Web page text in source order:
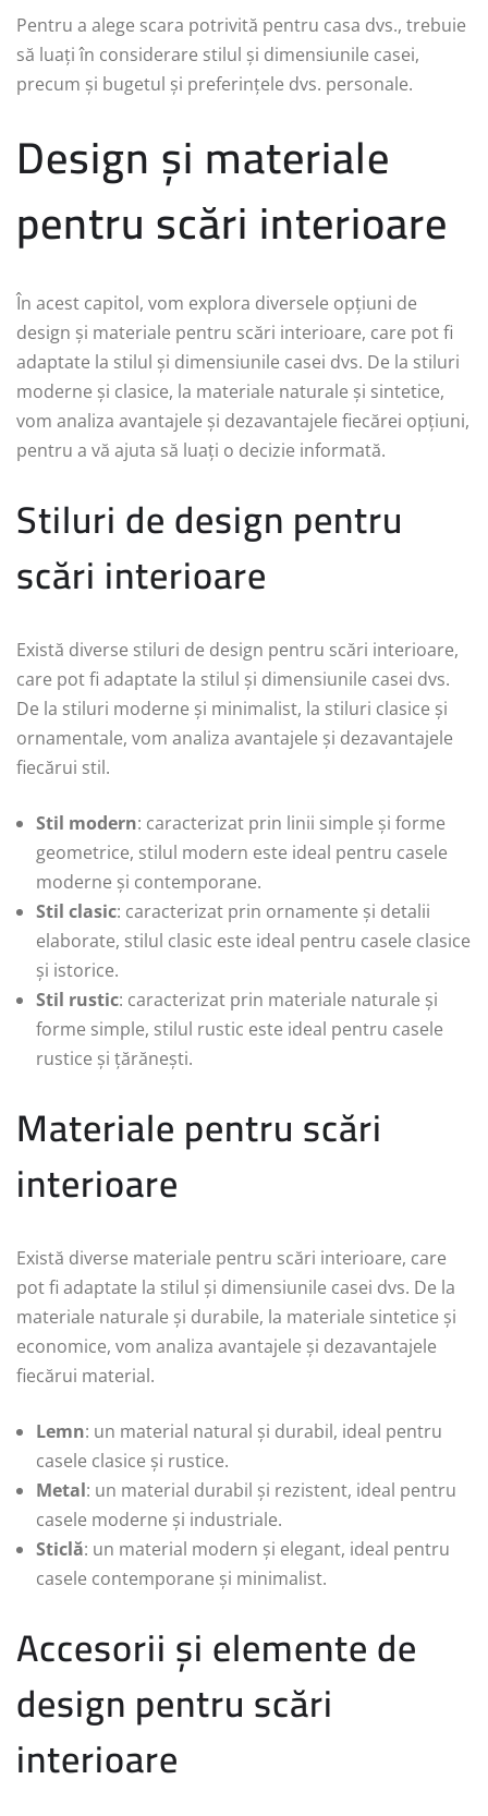
Pentru a alege scara potrivită pentru casa dvs., trebuie
să luați în considerare stilul și dimensiunile casei,
precum și bugetul și preferințele dvs. personale.
Design și materiale
pentru scări interioare
În acest capitol, vom explora diversele opțiuni de
design și materiale pentru scări interioare, care pot fi
adaptate la stilul și dimensiunile casei dvs. De la stiluri
moderne și clasice, la materiale naturale și sintetice,
vom analiza avantajele și dezavantajele fiecărei opțiuni,
pentru a vă ajuta să luați o decizie informată.
Stiluri de design pentru
scări interioare
Există diverse stiluri de design pentru scări interioare,
care pot fi adaptate la stilul și dimensiunile casei dvs.
De la stiluri moderne și minimalist, la stiluri clasice și
ornamentale, vom analiza avantajele și dezavantajele
fiecărui stil.
Stil modern: caracterizat prin linii simple și forme
geometrice, stilul modern este ideal pentru casele
moderne și contemporane.
Stil clasic: caracterizat prin ornamente și detalii
elaborate, stilul clasic este ideal pentru casele clasice
și istorice.
Stil rustic: caracterizat prin materiale naturale și
forme simple, stilul rustic este ideal pentru casele
rustice și țărănești.
Materiale pentru scări
interioare
Există diverse materiale pentru scări interioare, care
pot fi adaptate la stilul și dimensiunile casei dvs. De la
materiale naturale și durabile, la materiale sintetice și
economice, vom analiza avantajele și dezavantajele
fiecărui material.
Lemn: un material natural și durabil, ideal pentru
casele clasice și rustice.
Metal: un material durabil și rezistent, ideal pentru
casele moderne și industriale.
Sticlă: un material modern și elegant, ideal pentru
casele contemporane și minimalist.
Accesorii și elemente de
design pentru scări
interioare